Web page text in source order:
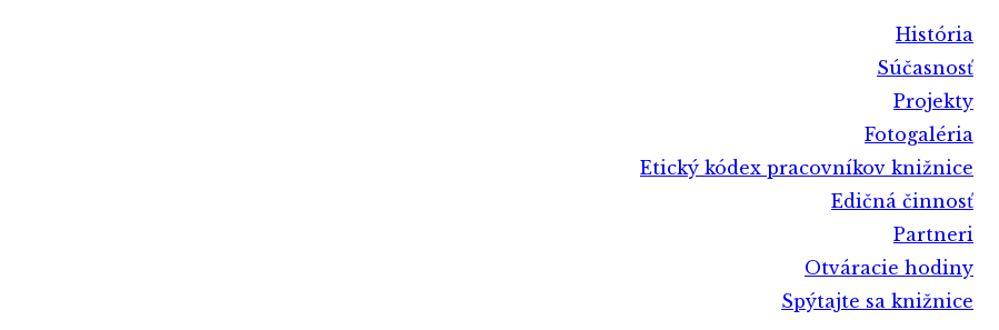
História
Súčasnosť
Projekty
Fotogaléria
Etický kódex pracovníkov knižnice
Edičná činnosť
Partneri
Otváracie hodiny
Spýtajte sa knižnice